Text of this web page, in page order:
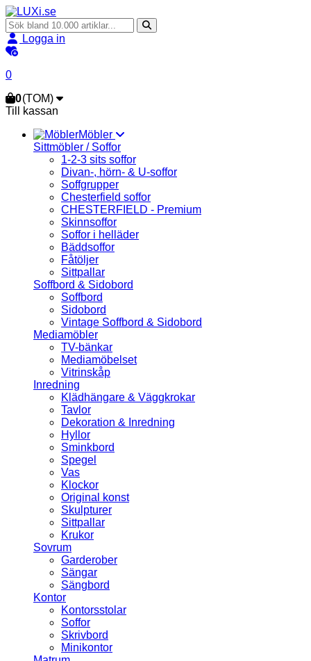
Logga in
0
0(TOM)
Till kassan
Möbler
Sittmöbler / Soffor
1-2-3 sits soffor
Divan-, hörn- & U-soffor
Soffgrupper
Chesterfield soffor
CHESTERFIELD - Premium
Skinnsoffor
Soffor i helläder
Bäddsoffor
Fåtöljer
Sittpallar
Soffbord & Sidobord
Soffbord
Sidobord
Vintage Soffbord & Sidobord
Mediamöbler
TV-bänkar
Mediamöbelset
Vitrinskåp
Inredning
Klädhängare & Väggkrokar
Tavlor
Dekoration & Inredning
Hyllor
Sminkbord
Spegel
Vas
Klockor
Original konst
Skulpturer
Sittpallar
Krukor
Sovrum
Garderober
Sängar
Sängbord
Kontor
Kontorsstolar
Soffor
Skrivbord
Minikontor